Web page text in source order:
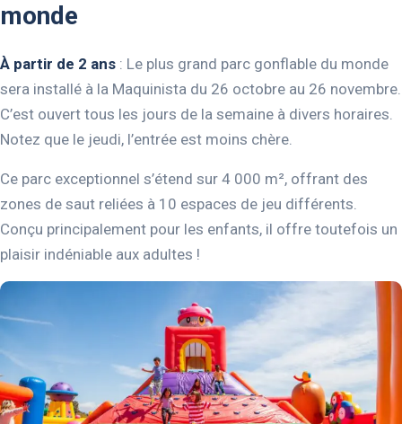
monde
À partir de 2 ans : Le plus grand parc gonflable du monde
sera installé à la Maquinista du 26 octobre au 26 novembre.
C’est ouvert tous les jours de la semaine à divers horaires.
Notez que le jeudi, l’entrée est moins chère.
Ce parc exceptionnel s’étend sur 4 000 m², offrant des
zones de saut reliées à 10 espaces de jeu différents.
Conçu principalement pour les enfants, il offre toutefois un
plaisir indéniable aux adultes !